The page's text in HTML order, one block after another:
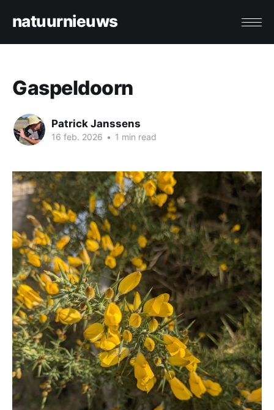
natuurnieuws
Gaspeldoorn
Patrick Janssens
16 feb. 2026 • 1 min read